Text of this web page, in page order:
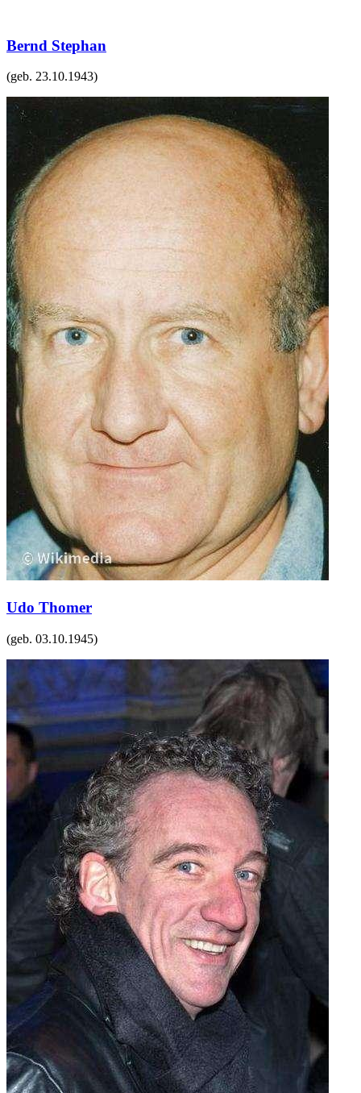
Bernd Stephan
(geb. 23.10.1943)
Udo Thomer
(geb. 03.10.1945)